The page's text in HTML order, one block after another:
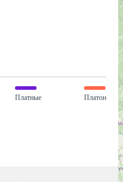
Платные Платон